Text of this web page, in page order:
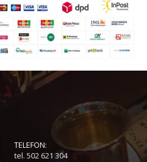
TELEFON:
tel. 502 621 304